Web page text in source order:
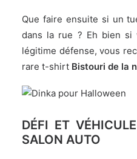
Que faire ensuite si un
dans la rue ? Eh bien
légitime défense, vous
rare t-shirt Bistouri de la
DÉFI ET
SALON AUTO